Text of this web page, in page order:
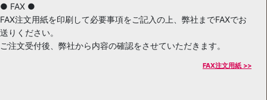
● FAX ●
FAX注文用紙を印刷して必要事項をご記入の上、弊社までFAXでお
送りください。
ご注文受付後、弊社から内容の確認をさせていただきます。
FAX注文用紙 >>